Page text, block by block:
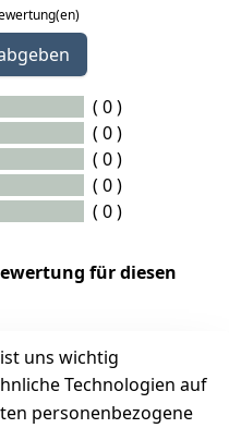
( 0 )
( 0 )
( 0 )
( 0 )
( 0 )
für diesen
Sie für Details
uns wichtig
Technologien auf
personenbezogene